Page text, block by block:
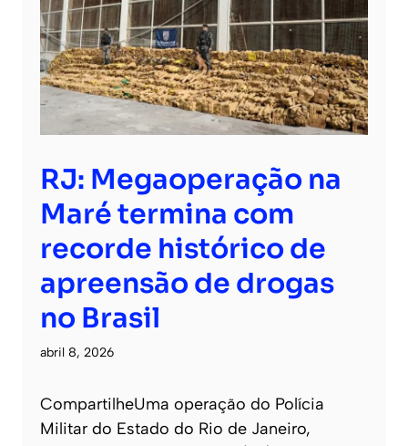
RJ: Megaoperação na
Maré termina com
recorde histórico de
apreensão de drogas
no Brasil
abril 8, 2026
CompartilheUma operação do Polícia
Militar do Estado do Rio de Janeiro,